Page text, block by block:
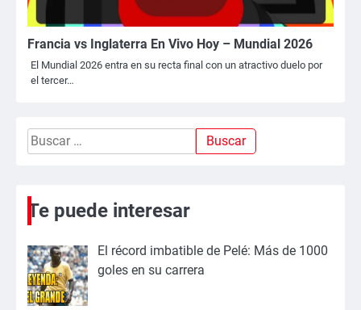
Francia vs Inglaterra En Vivo Hoy – Mundial 2026
El Mundial 2026 entra en su recta final con un atractivo duelo por
el tercer…
Buscar:
Te puede interesar
El récord imbatible de Pelé: Más de 1000
goles en su carrera